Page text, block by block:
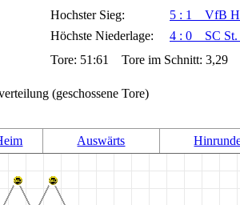
Hochster Sieg: 5 : 1 VfB
Höchste Niederlage: 4 : 0 SC St.
Tore: 51:61 Tore im Schnitt:
(geschossene Tore)
Auswärts